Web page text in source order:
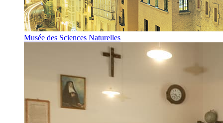
Musée des Sciences Naturelles